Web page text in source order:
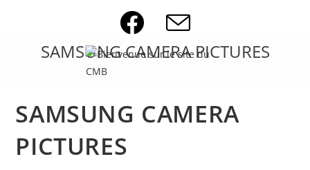
SAMSUNG CAMERA PICTURES
SAMSUNG CAMERA
PICTURES